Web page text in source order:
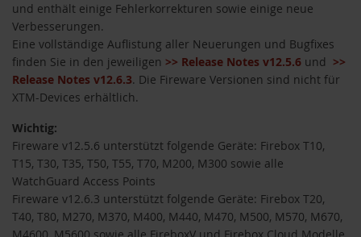
und enthält einige Fehlerkorrekturen sowie einige neue
Verbesserungen.
Eine vollständige Auflistung aller Neuerungen und Bugfixes
finden Sie in den jeweiligen >> Release Notes v12.5.6 und >>
Release Notes v12.6.3. Die Fireware Versionen sind nicht für
XTM-Devices erhältlich.
Wichtig:
Fireware v12.5.6 unterstützt folgende Geräte: Firebox T10,
T15, T30, T35, T50, T55, T70, M200, M300 sowie alle
WatchGuard Access Points
Fireware v12.6.3 unterstützt folgende Geräte: Firebox T20,
T40, T80, M270, M370, M400, M440, M470, M500, M570, M670,